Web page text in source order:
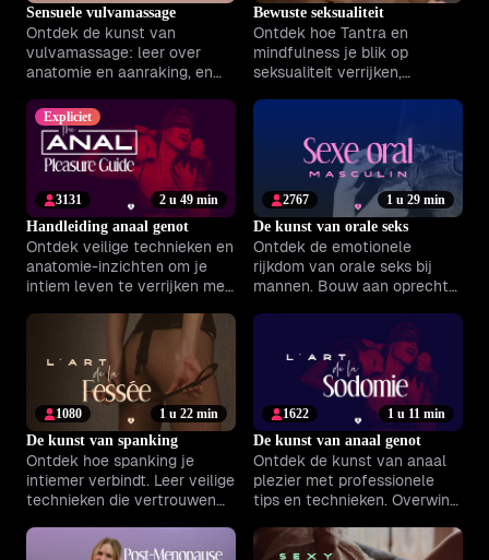
Sensuele vulvamassage
Ontdek de kunst van
vulvamassage: leer over
anatomie en aanraking, en
met praktische begeleiding.
Bewuste seksualiteit
Ontdek hoe Tantra en
mindfulness je blik op
seksualiteit verrijken,
plezier van het nu vergroten.
Expliciet
2 u 49 min
3131
Handleiding anaal genot
Ontdek veilige technieken en
anatomie-inzichten om je
intiem leven te verrijken met
1 u 29 min
2767
De kunst van orale seks
Ontdek de emotionele
rijkdom van orale seks bij
mannen. Bouw aan oprechte
1 u 22 min
1080
De kunst van spanking
Ontdek hoe spanking je
intiemer verbindt. Leer veilige
technieken die vertrouwen
vergroten.
1 u 11 min
1622
De kunst van anaal genot
Ontdek de kunst van anaal
plezier met professionele
tips en technieken. Overwin
intensere hoogtepunten.